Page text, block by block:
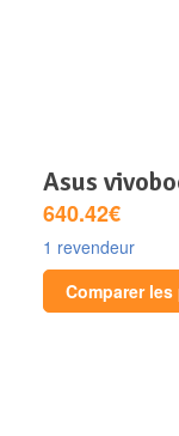
asus
640.42€
1 revendeur
Comparer les